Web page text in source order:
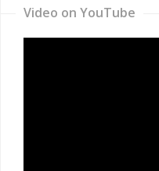
Video on YouTube